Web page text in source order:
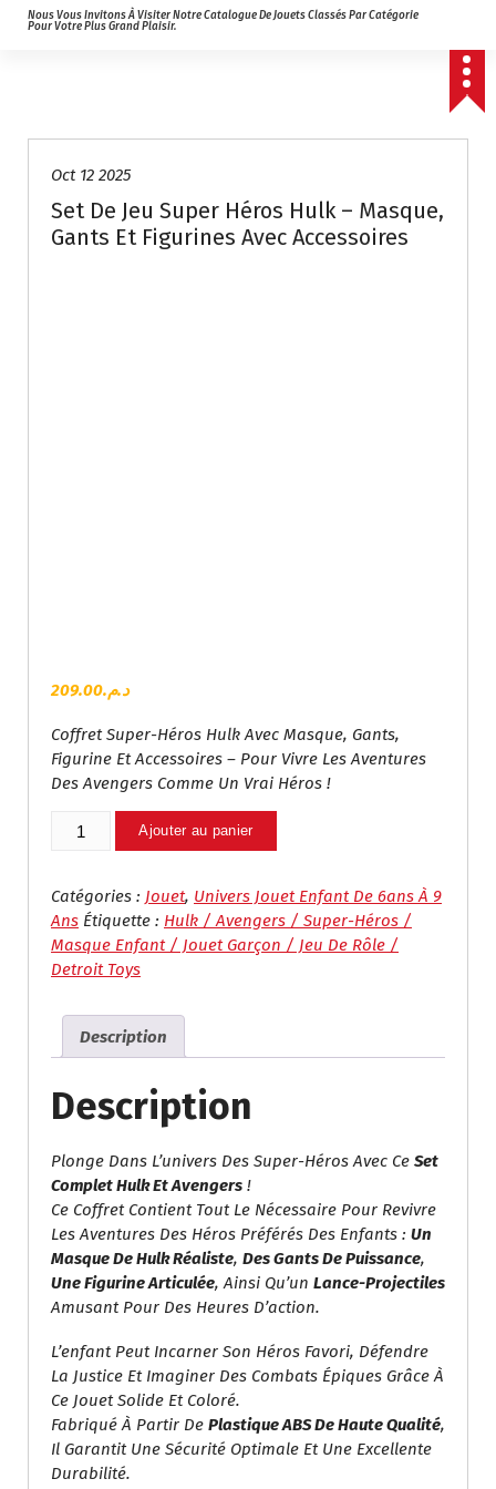
Nous Vous Invitons À Visiter Notre Catalogue De Jouets Classés Par Catégorie
Pour Votre Plus Grand Plaisir.
Oct 12 2025
Set De Jeu Super Héros Hulk – Masque,
Gants Et Figurines Avec Accessoires
د.م.209.00
Coffret Super-Héros Hulk Avec Masque, Gants,
Figurine Et Accessoires – Pour Vivre Les Aventures
Des Avengers Comme Un Vrai Héros !
Quantité
De
Jeu
Super
Héros
Masque,
Et
Figurines
Accessoires
Ajouter au panier
Catégories : Jouet, Univers Jouet Enfant De 6ans À 9
Ans Étiquette : Hulk / Avengers / Super-Héros /
Masque Enfant / Jouet Garçon / Jeu De Rôle /
Detroit Toys
Description
Description
Plonge Dans L’univers Des Super-Héros Avec Ce Set
Complet Hulk Et Avengers !
Ce Coffret Contient Tout Le Nécessaire Pour Revivre
Les Aventures Des Héros Préférés Des Enfants : Un
Masque De Hulk Réaliste, Des Gants De Puissance,
Une Figurine Articulée, Ainsi Qu’un Lance-Projectiles
Amusant Pour Des Heures D’action.
L’enfant Peut Incarner Son Héros Favori, Défendre
La Justice Et Imaginer Des Combats Épiques Grâce À
Ce Jouet Solide Et Coloré.
Fabriqué À Partir De Plastique ABS De Haute Qualité,
Il Garantit Une Sécurité Optimale Et Une Excellente
Durabilité.